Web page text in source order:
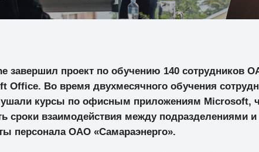
завершил проект по обучению 140 сотрудников
Office. Во время двухмесячного обучения
курсы по офисным приложениям Microsoft,
сроки взаимодействия между подразделениями
персонала ОАО «Самараэнерго».